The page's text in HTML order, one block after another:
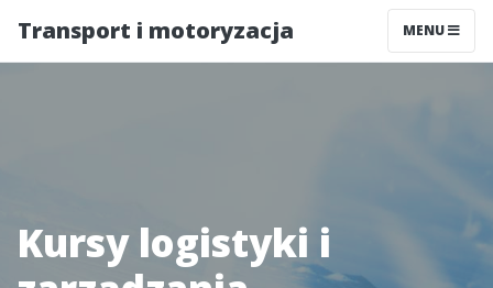
Transport i motoryzacja MENU
Kursy logistyki i